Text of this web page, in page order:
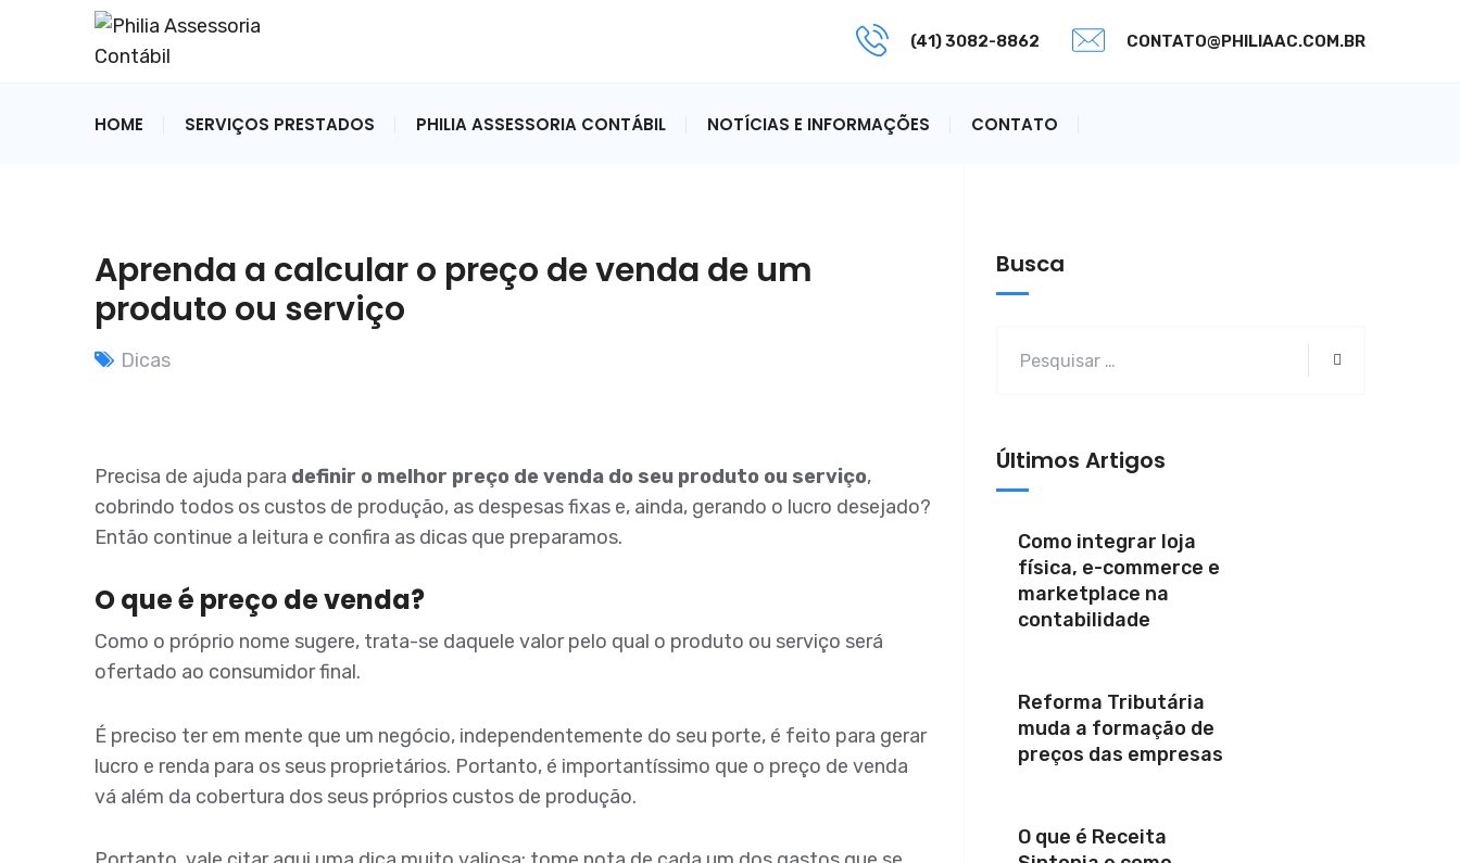
(41) 3082-8862 CONTATO@PHILIAAC.COM.BR
HOME SERVIÇOS PRESTADOS PHILIA ASSESSORIA CONTÁBIL NOTÍCIAS E INFORMAÇÕES CONTATO
Aprenda a calcular o preço de venda de um
produto ou serviço
Dicas
Precisa de ajuda para definir o melhor preço de venda do seu produto ou serviço,
cobrindo todos os custos de produção, as despesas fixas e, ainda, gerando o lucro desejado?
Então continue a leitura e confira as dicas que preparamos.
O que é preço de venda?
Como o próprio nome sugere, trata-se daquele valor pelo qual o produto ou serviço será
ofertado ao consumidor final.
É preciso ter em mente que um negócio, independentemente do seu porte, é feito para gerar
lucro e renda para os seus proprietários. Portanto, é importantíssimo que o preço de venda
vá além da cobertura dos seus próprios custos de produção.
Busca
Últimos Artigos
Como integrar loja
física, e-commerce e
marketplace na
contabilidade
Reforma Tributária
muda a formação de
preços das empresas
O que é Receita